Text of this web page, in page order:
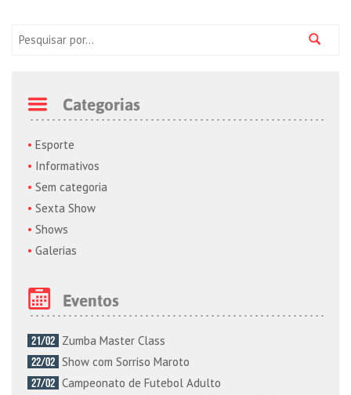
Pesquisa:
Categorias
Esporte
Informativos
Sem categoria
Sexta Show
Shows
Galerias
Eventos
21/02 Zumba Master Class
22/02 Show com Sorriso Maroto
27/02 Campeonato de Futebol Adulto